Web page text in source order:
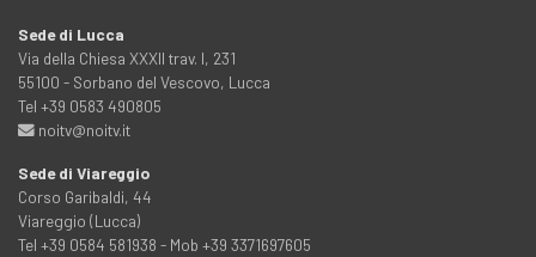
Sede di Lucca
Via della Chiesa XXXII trav. I, 231
55100 - Sorbano del Vescovo, Lucca
Tel +39 0583 490805
noitv@noitv.it
Sede di Viareggio
Corso Garibaldi, 44
Viareggio (Lucca)
Tel +39 0584 581938 - Mob +39 3371697605